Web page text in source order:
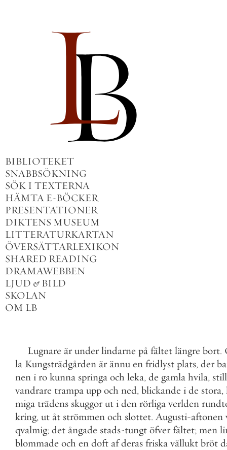
BIBLIOTEKET
SNABBSÖKNING
SÖK I TEXTERNA
HÄMTA E-BÖCKER
PRESENTATIONER
DIKTENS MUSEUM
LITTERATURKARTAN
ÖVERSÄTTARLEXIKON
SHARED READING
DRAMAWEBBEN
LJUD & BILD
SKOLAN
OM LB
Lugnare är under lindarne på fältet längre bort.
la Kungsträdgården är ännu en fridlyst plats, der
nen i ro kunna springa och leka, de gamla hvila,
vandrare trampa upp och ned, blickande i de stora,
miga trädens skuggor ut i den rörliga verlden
kring, ut åt strömmen och slottet. Augusti-aftonen
qvalmig; det ångade stads-tungt öfver fältet; men
blommade och en doft af deras friska vällukt bröt